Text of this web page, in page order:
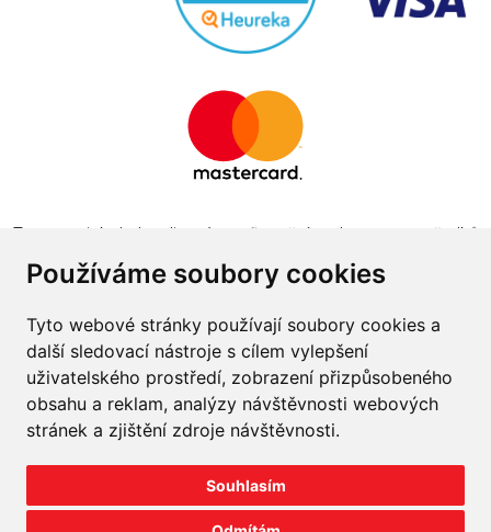
Používáme soubory cookies
Tyto webové stránky používají soubory cookies a
další sledovací nástroje s cílem vylepšení
uživatelského prostředí, zobrazení přizpůsobeného
obsahu a reklam, analýzy návštěvnosti webových
stránek a zjištění zdroje návštěvnosti.
Souhlasím
Tento projekt byl realizován za finanční podpory z prostředků
obchodu v programu The Country for the Future
Napište nám
Velkoobchod